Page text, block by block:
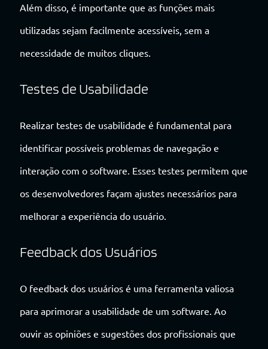
Além disso, é importante que as funções mais
utilizadas sejam facilmente acessíveis, sem a
necessidade de muitos cliques.
Testes de Usabilidade
Realizar testes de usabilidade é fundamental para
identificar possíveis problemas de navegação e
interação com o software. Esses testes permitem que
os desenvolvedores façam ajustes necessários para
melhorar a experiência do usuário.
Feedback dos Usuários
O feedback dos usuários é uma ferramenta valiosa
para aprimorar a usabilidade de um software. Ao
ouvir as opiniões e sugestões dos profissionais que